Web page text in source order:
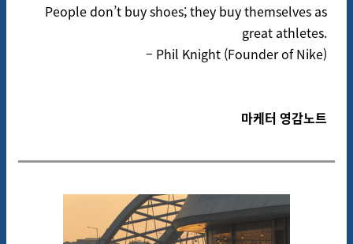
People don’t buy shoes; they buy themselves as
great athletes.
– Phil Knight (Founder of Nike)
마케터 영감노트